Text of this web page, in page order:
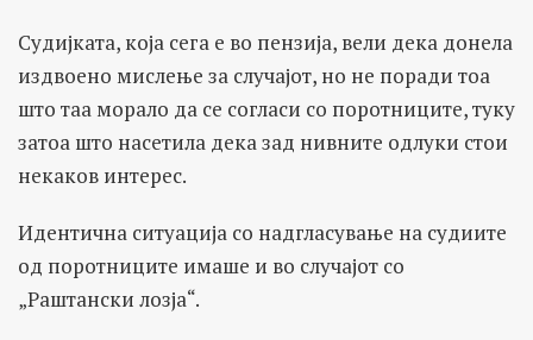
Судијката, која сега е во пензија, вели дека донела
издвоено мислење за случајот, но не поради тоа
што таа морало да се согласи со поротниците, туку
затоа што насетила дека зад нивните одлуки стои
некаков интерес.
Идентична ситуација со надгласување на судиите
од поротниците имаше и во случајот со
„Раштански лозја“.